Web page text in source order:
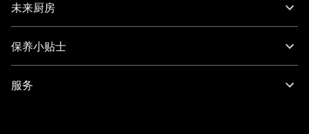
未来厨房
保养小贴士
服务